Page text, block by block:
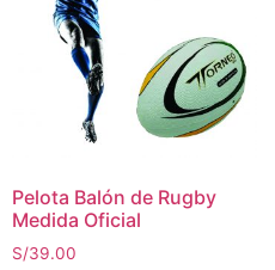
Pelota Balón de Rugby
Medida Oficial
S/39.00